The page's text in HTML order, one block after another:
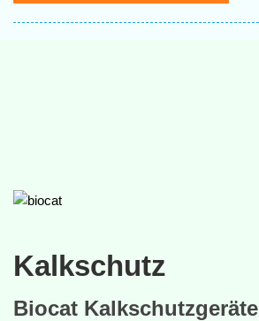
Kalkschutz
Biocat Kalkschutzgeräte